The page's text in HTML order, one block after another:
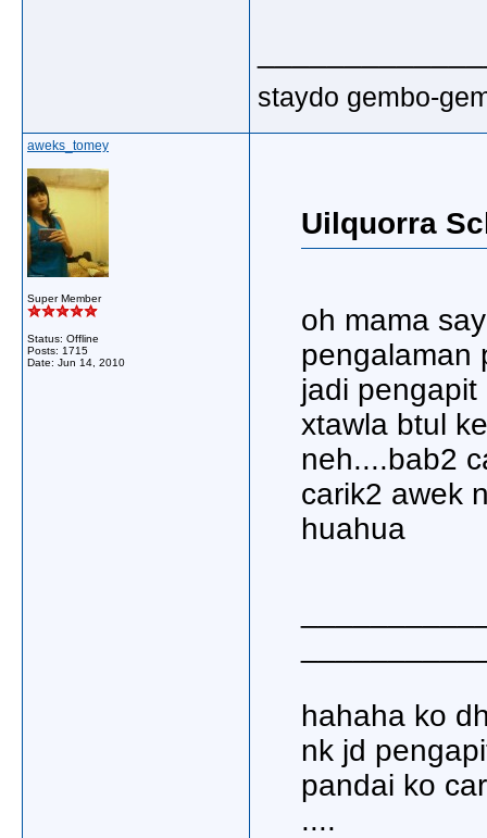
staydo gembo-
aweks_tomey
Super Member
Status: Offline
Posts: 1715
Date: Jun 14, 2010
Uilquorra
oh mama
pengalaman
jadi
xtawla btul
neh....bab2
carik2 awek
huahua
hahaha ko
nk jd
pandai ko
....